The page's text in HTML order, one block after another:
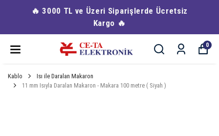
🔥 3000 TL ve Üzeri Siparişlerde Ücretsiz
Kargo 🔥
0
Kablo
Isı ile Daralan Makaron
11 mm Isıyla Daralan Makaron - Makara 100 metre ( Siyah )